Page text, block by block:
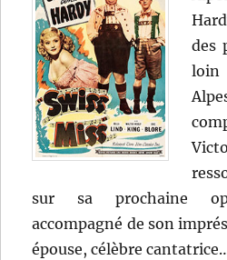
des
loin
sur sa prochaine
accompagné de son
épouse, célèbre